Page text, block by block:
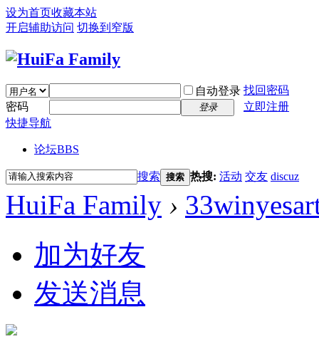
设为首页收藏本站
开启辅助访问 切换到窄版
自动登录 找回密码
密码
登录
立即注册
快捷导航
论坛BBS
搜索 搜索 热搜: 活动 交友 discuz
HuiFa Family ›
加为好友
发送消息